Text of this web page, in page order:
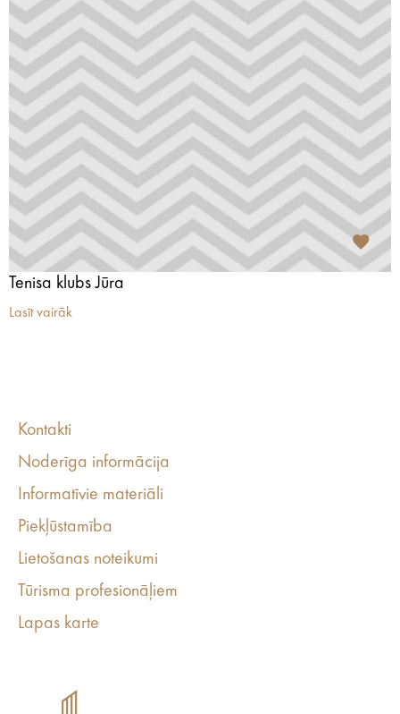
Tenisa klubs Jūra
Lasīt vairāk
Kontakti
Noderīga informācija
Informatīvie materiāli
Piekļūstamība
Lietošanas noteikumi
Tūrisma profesionāļiem
Lapas karte